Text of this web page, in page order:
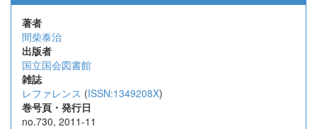
著者
間柴泰治
出版者
国立国会図書館
雑誌
レファレンス (ISSN:1349208X)
巻号頁・発行日
no.730, 2011-11